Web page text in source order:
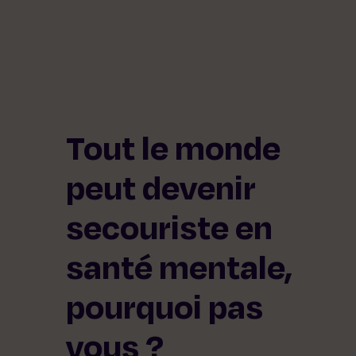
Tout le monde
peut devenir
secouriste en
santé mentale,
pourquoi pas